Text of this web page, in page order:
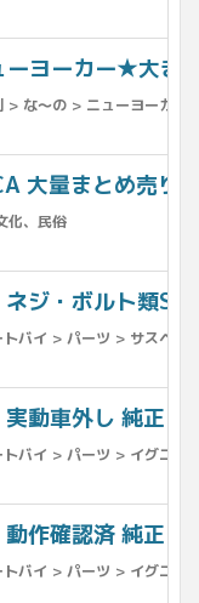
ーヨーカー★大
> な〜の > ニューヨーカー
大量まとめ売
化、民俗
ジ・ボルト類
バイ > パーツ > サスペン
動車外し 純正
バイ > パーツ > イグニッ
作確認済 純正
バイ > パーツ > イグニッ